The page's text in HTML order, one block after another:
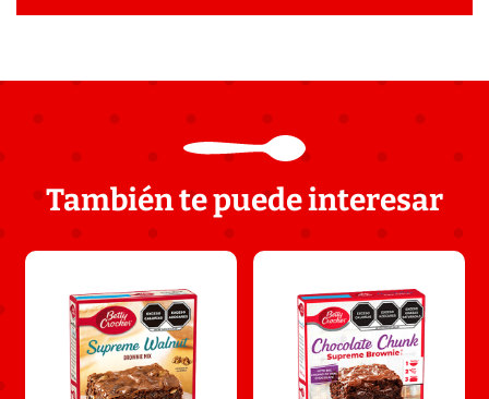
También te puede interesar